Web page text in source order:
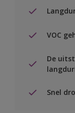
VOC
De
Snel